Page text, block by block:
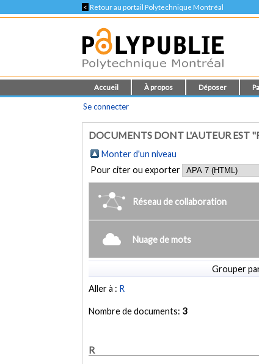
< Retour au portail Polytechnique Montréal
Accueil À propos Déposer
Se connecter
DOCUMENTS DONT L'AUTEUR EST
Monter d'un niveau
Pour citer ou exporter
Réseau de collaboration
Nuage de mots
Grouper
Aller à : R
Nombre de documents: 3
R